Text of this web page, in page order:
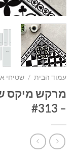
עמוד הבית / שטיחי
מרקש מיקס
– #313